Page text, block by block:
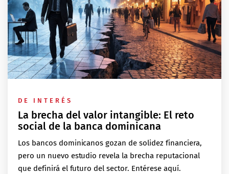
DE INTERÉS
La brecha del valor intangible: El reto
social de la banca dominicana
Los bancos dominicanos gozan de solidez financiera,
pero un nuevo estudio revela la brecha reputacional
que definirá el futuro del sector. Entérese aquí.